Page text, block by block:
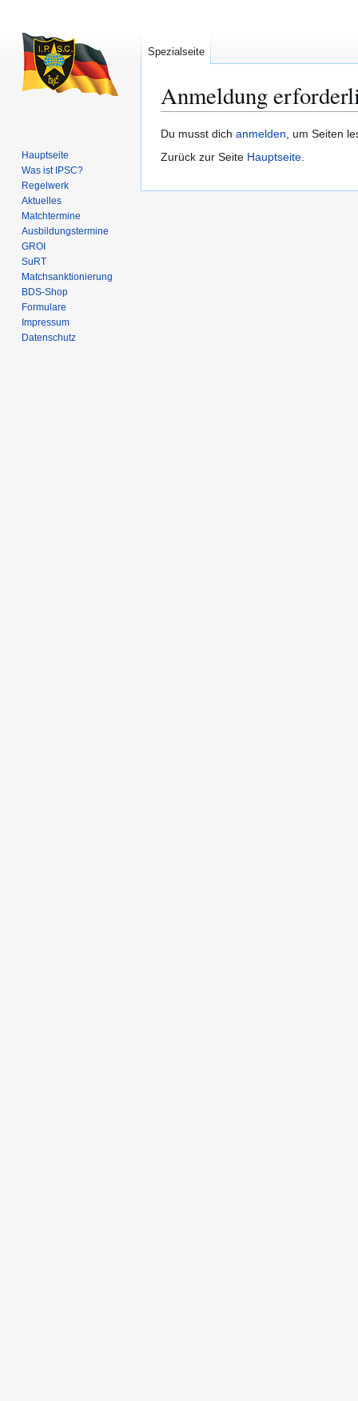
Anmeldung
Zur
Navigation
Zur
Suche
Du musst dich anmelden, um Seiten
Zurück zur Seite Hauptseite.
Spezialseite
Hauptseite
Was ist IPSC?
Regelwerk
Aktuelles
Matchtermine
Ausbildungs­termine
GROI
SuRT
Match­sanktionierung
BDS-Shop
Formulare
Impressum
Datenschutz